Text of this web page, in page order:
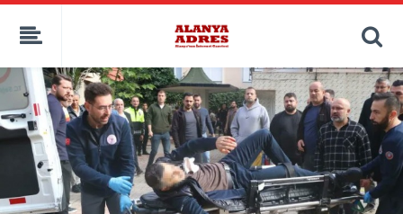
kaçak bahis
deneme bonusu
canlı bahis siteleri
deneme bonusu veren siteler
bahis siteleri
porno izle